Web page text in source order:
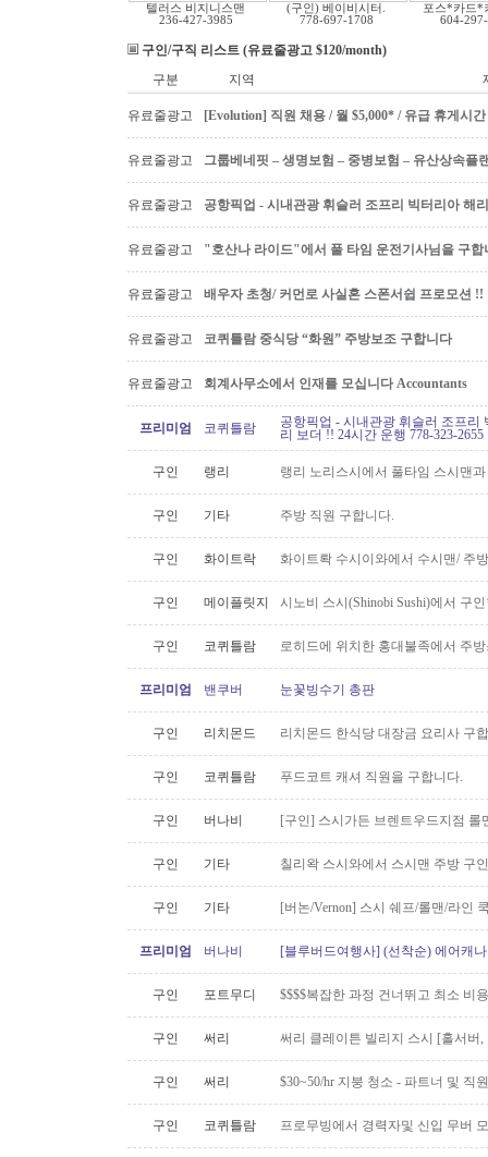
텔러스 비지니스맨
236-427-3985
(구인) 베이비시터.
778-697-1708
포스*카드*
604-
구인/구직 리스트 (유료줄광고 $120/month)
구분
지역
유료줄광고 [Evolution] 직원 채용 / 월 $5,000* / 유급 휴게시
유료줄광고 그룹베네핏 – 생명보험 – 중병보험 – 유산상속플
유료줄광고 공항픽업 - 시내관광 휘슬러 조프리 빅터리아 해
유료줄광고 "호산나 라이드"에서 풀 타임 운전기사님을 구합
유료줄광고 배우자 초청/ 커먼로 사실혼 스폰서쉽 프로모션 !!
유료줄광고 코퀴틀람 중식당 “화원” 주방보조 구합니다
유료줄광고 회계사무소에서 인재를 모십니다 Accountants
프리미엄 코퀴틀람
공항픽업 - 시내관광 휘슬러 조프
리 보더 !! 24시간 운행 778-323-2655
구인 랭리 랭리 노리스시에서 풀타임 스시맨
구인 기타 주방 직원 구합니다.
구인 화이트락 화이트롹 수시이와에서 수시맨/ 주
구인 메이플릿지 시노비 스시(Shinobi Sushi)에서 구
구인 코퀴틀람 로히드에 위치한 홍대불족에서 주
프리미엄 밴쿠버 눈꽃빙수기 총판
구인 리치몬드 리치몬드 한식당 대장금 요리사 구
구인 코퀴틀람 푸드코트 캐셔 직원을 구합니다.
구인 버나비 [구인] 스시가든 브렌트우드지점 롤
구인 기타 칠리왁 스시와에서 스시맨 주방 구
구인 기타 [버논/Vernon] 스시 쉐프/롤맨/라인
프리미엄 버나비 [블루버드여행사] (선착순) 에어캐
구인 포트무디 $$$$복잡한 과정 건너뛰고 최소 비
구인 써리 써리 클레이튼 빌리지 스시 [홀서버
구인 써리 $30~50/hr 지붕 청소 - 파트너 및 직
구인 코퀴틀람 프로무빙에서 경력자및 신입 무버